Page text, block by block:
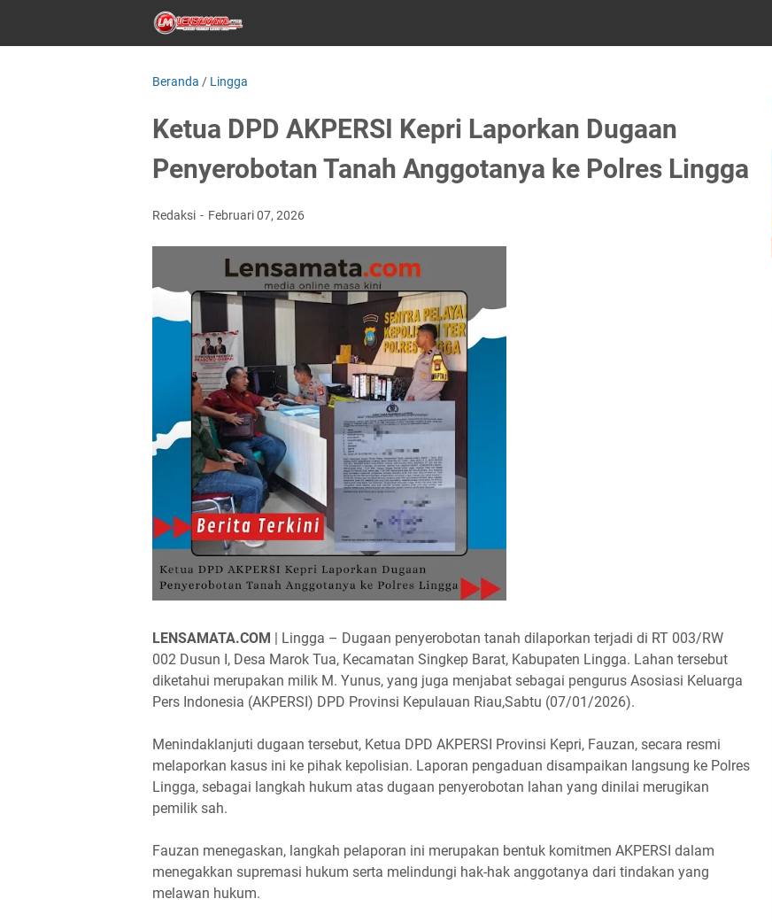
Beranda / Lingga
Ketua DPD AKPERSI Kepri Laporkan Dugaan
Penyerobotan Tanah Anggotanya ke Polres Lingga
Redaksi Februari 07, 2026
LENSAMATA.COM | Lingga – Dugaan penyerobotan tanah dilaporkan terjadi di RT 003/RW
002 Dusun I, Desa Marok Tua, Kecamatan Singkep Barat, Kabupaten Lingga. Lahan tersebut
diketahui merupakan milik M. Yunus, yang juga menjabat sebagai pengurus Asosiasi Keluarga
Pers Indonesia (AKPERSI) DPD Provinsi Kepulauan Riau,Sabtu (07/01/2026).
Menindaklanjuti dugaan tersebut, Ketua DPD AKPERSI Provinsi Kepri, Fauzan, secara resmi
melaporkan kasus ini ke pihak kepolisian. Laporan pengaduan disampaikan langsung ke Polres
Lingga, sebagai langkah hukum atas dugaan penyerobotan lahan yang dinilai merugikan
pemilik sah.
Fauzan menegaskan, langkah pelaporan ini merupakan bentuk komitmen AKPERSI dalam
menegakkan supremasi hukum serta melindungi hak-hak anggotanya dari tindakan yang
melawan hukum.